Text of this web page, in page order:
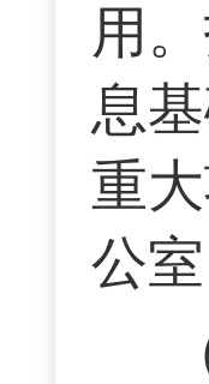
用
息
重
公